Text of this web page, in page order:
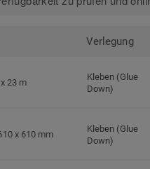
Verlegung
23 m
Kleben (Glue
Down)
x 610 mm
Kleben (Glue
Down)